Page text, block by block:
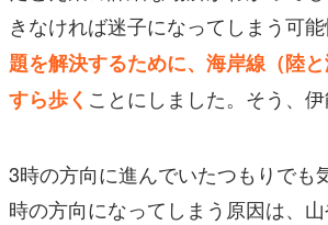
きなければ迷子になってしまう可能
題を解決するために、海岸線（陸
すら歩く ことにしました。そう、伊
3時の方向に進んでいたつもりでも
時の方向になってしまう原因は、